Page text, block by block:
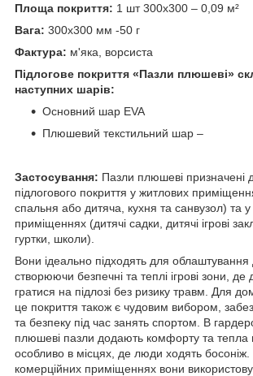
Площа покриття: 1 шт 300х300 – 0,09 м²
Вага: 300х300 мм -50 г
Фактура: м'яка, ворсиста
Підлогове покриття «Пазли плюшеві»
наступних шарів:
Основний шар EVA
Плюшевий текстильний шар –
Застосування: Пазли плюшеві призначені
підлогового покриття у житлових
спальня або дитяча, кухня та санвузол) та
приміщеннях (дитячі садки, дитячі ігрові
гуртки, школи).
Вони ідеально підходять для облаштування
створюючи безпечні та теплі ігрові зони, де
гратися на підлозі без ризику травм. Для
це покриття також є чудовим вибором,
та безпеку під час занять спортом. В
плюшеві пазли додають комфорту та тепла
особливо в місцях, де люди ходять босоніж.
комерційних приміщеннях вони